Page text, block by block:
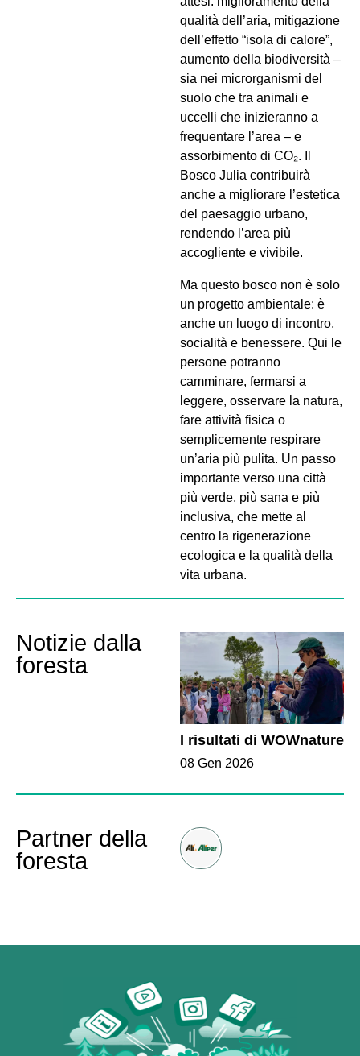
qualità dell’aria, mitigazione
dell’effetto “isola di calore”,
aumento della biodiversità –
sia nei microrganismi del
suolo che tra animali e
uccelli che inizieranno a
frequentare l’area – e
assorbimento di CO₂. Il
Bosco Julia contribuirà
anche a migliorare l’estetica
del paesaggio urbano,
rendendo l’area più
accogliente e vivibile.
Ma questo bosco non è solo
un progetto ambientale: è
anche un luogo di incontro,
socialità e benessere. Qui le
persone potranno
camminare, fermarsi a
leggere, osservare la natura,
fare attività fisica o
semplicemente respirare
un’aria più pulita. Un passo
importante verso una città
più verde, più sana e più
inclusiva, che mette al
centro la rigenerazione
ecologica e la qualità della
vita urbana.
Notizie dalla
foresta
I risultati di WOWnature
08 Gen 2026
Partner della
foresta